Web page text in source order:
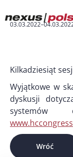
Kilkadziesiąt
Wyjątkowe w
dyskusji
systemów
Wróć